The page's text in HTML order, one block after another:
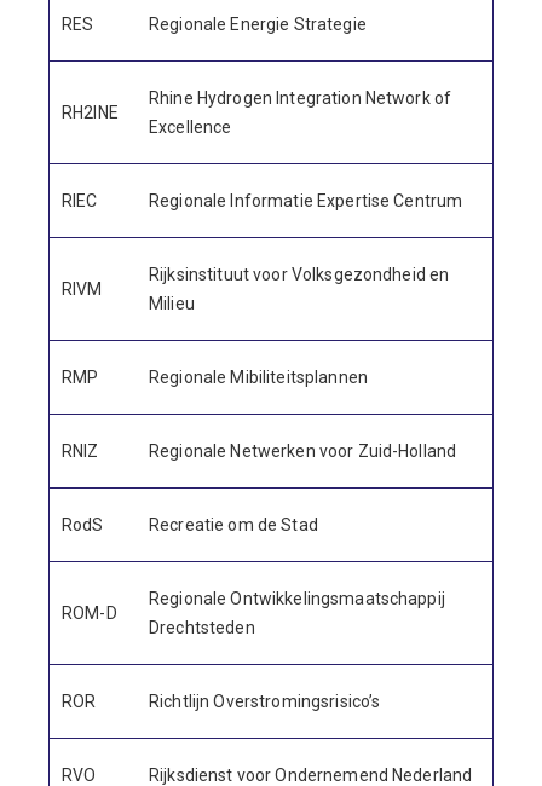
RES Regionale Energie Strategie
RH2INE
Rhine Hydrogen Integration Network of
Excellence
RIEC Regionale Informatie Expertise Centrum
RIVM
Rijksinstituut voor Volksgezondheid en
Milieu
RMP Regionale Mibiliteitsplannen
RNIZ Regionale Netwerken voor Zuid-Holland
RodS Recreatie om de Stad
ROM-D
Regionale Ontwikkelingsmaatschappij
Drechtsteden
ROR Richtlijn Overstromingsrisico’s
RVO Rijksdienst voor Ondernemend Nederland